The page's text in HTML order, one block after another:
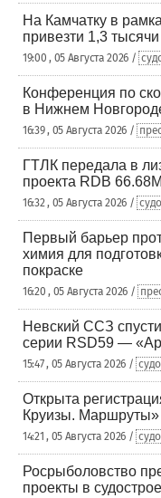
На Камчатку в
привезти 1,3
19:00 , 05 Августа 2026 /
Конференция по
в Нижнем
16:39 , 05 Августа 2026 /
ГТЛК передала в
проекта RDB
16:32 , 05 Августа 2026 /
Первый барьер
химия для
покраске
16:20 , 05 Августа 2026 /
Невский ССЗ
серии RSD59 —
15:47 , 05 Августа 2026 /
Открыта
Круизы. Маршруты»
14:21 , 05 Августа 2026 /
Росрыболовство
проекты в